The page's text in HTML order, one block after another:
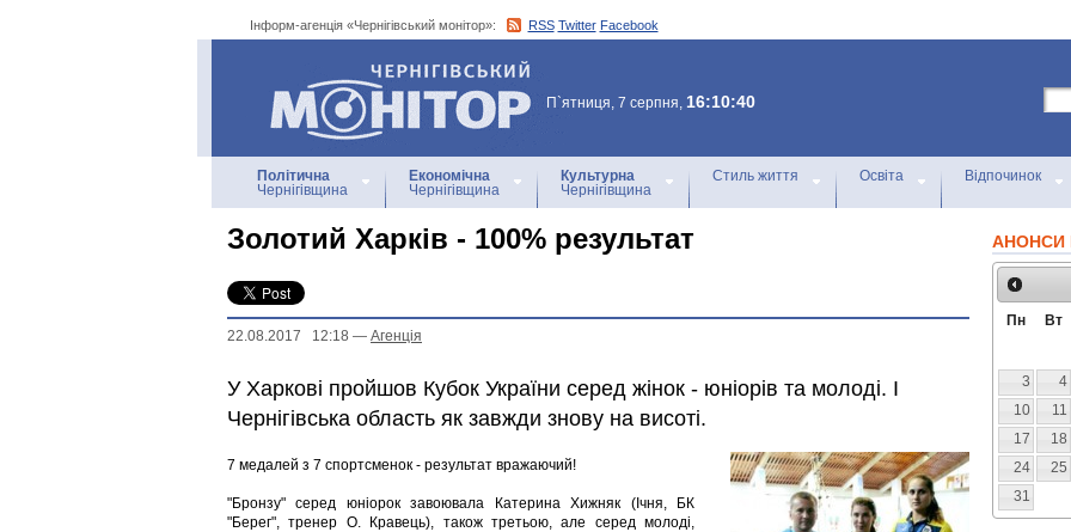
Інформ-агенція «Чернігівський монітор»: RSS Twitter Facebook
Інформ-агенція
«Чернігівський монітор»
П`ятниця, 7 серпня, 16:10:40
Політична
Чернігівщина
Економічна
Чернігівщина
Культурна
Чернігівщина
Стиль життя Освіта Відпочинок
Золотий Харків - 100% результат
22.08.2017 12:18 — Агенцiя
У Харкові пройшов Кубок України серед жінок - юніорів та молоді. І
Чернігівська область як завжди знову на висоті.
7 медалей з 7 спортсменок - результат вражаючий!
"Бронзу" серед юніорок завоювала Катерина Хижняк (Ічня, БК
"Берег", тренер О. Кравець), також третьою, але серед молоді,
АНОНСИ
Пн Вт
3
4
10
11
17
18
24
25
31